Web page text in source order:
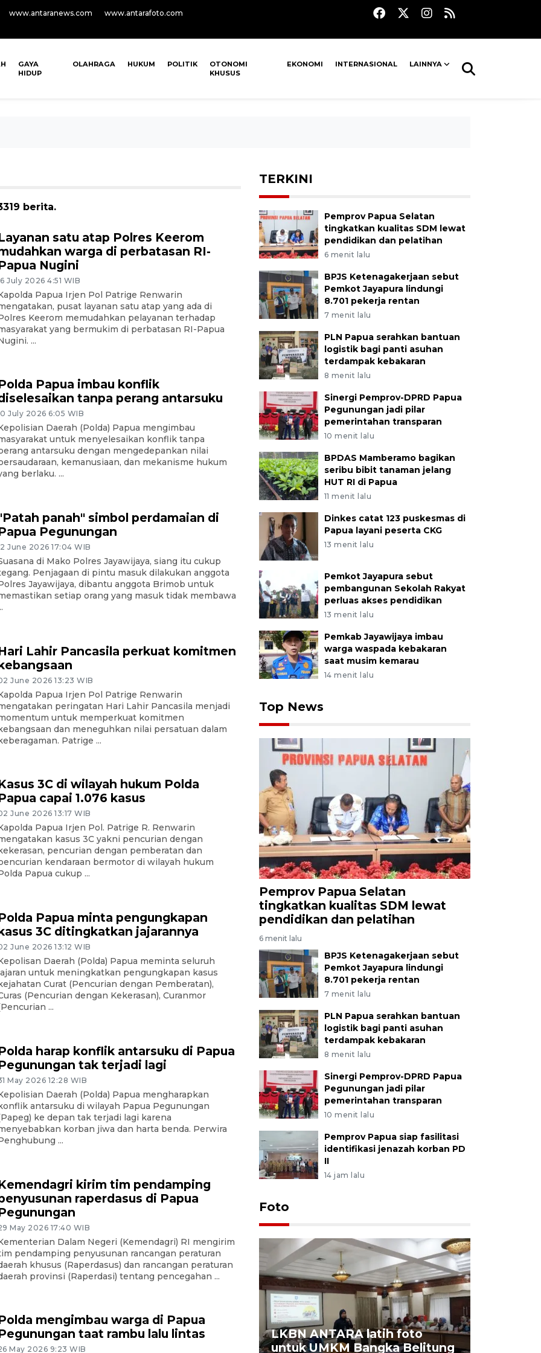
www.antaranews.com www.antarafoto.com
GAYA
HIDUP
OLAHRAGA HUKUM POLITIK
OTONOMI
KHUSUS
EKONOMI INTERNASIONAL LAINNYA
berita.
satu atap Polres Keerom
warga di perbatasan RI-
Nugini
July 2026 4:51 WIB
Papua Irjen Pol Patrige Renwarin
pusat layanan satu atap yang ada di
Keerom memudahkan pelayanan terhadap
yang bermukim di perbatasan RI-Papua
...
Papua imbau konflik
tanpa perang antarsuku
July 2026 6:05 WIB
Daerah (Polda) Papua mengimbau
untuk menyelesaikan konflik tanpa
antarsuku dengan mengedepankan nilai
kemanusiaan, dan mekanisme hukum
berlaku. ...
panah" simbol perdamaian di
Pegunungan
June 2026 17:04 WIB
di Mako Polres Jayawijaya, siang itu cukup
Penjagaan di pintu masuk dilakukan anggota
Jayawijaya, dibantu anggota Brimob untuk
setiap orang yang masuk tidak membawa
Lahir Pancasila perkuat komitmen
June 2026 13:23 WIB
Papua Irjen Pol Patrige Renwarin
peringatan Hari Lahir Pancasila menjadi
untuk memperkuat komitmen
dan meneguhkan nilai persatuan dalam
Patrige ...
3C di wilayah hukum Polda
capai 1.076 kasus
June 2026 13:17 WIB
Papua Irjen Pol. Patrige R. Renwarin
kasus 3C yakni pencurian dengan
pencurian dengan pemberatan dan
kendaraan bermotor di wilayah hukum
Papua cukup ...
Papua minta pengungkapan
3C ditingkatkan jajarannya
June 2026 13:12 WIB
Daerah (Polda) Papua meminta seluruh
untuk meningkatkan pengungkapan kasus
Curat (Pencurian dengan Pemberatan),
(Pencurian dengan Kekerasan), Curanmor
...
harap konflik antarsuku di Papua
tak terjadi lagi
May 2026 12:28 WIB
Daerah (Polda) Papua mengharapkan
antarsuku di wilayah Papua Pegunungan
ke depan tak terjadi lagi karena
korban jiwa dan harta benda. Perwira
...
kirim tim pendamping
raperdasus di Papua
May 2026 17:40 WIB
Dalam Negeri (Kemendagri) RI mengirim
pendamping penyusunan rancangan peraturan
khusus (Raperdasus) dan rancangan peraturan
provinsi (Raperdasi) tentang pencegahan ...
mengimbau warga di Papua
taat rambu lalu lintas
May 2026 9:23 WIB
TERKINI
Pemprov Papua Selatan
tingkatkan kualitas SDM lewat
pendidikan dan pelatihan
6 menit lalu
BPJS Ketenagakerjaan sebut
Pemkot Jayapura lindungi
8.701 pekerja rentan
7 menit lalu
PLN Papua serahkan bantuan
logistik bagi panti asuhan
terdampak kebakaran
8 menit lalu
Sinergi Pemprov-DPRD Papua
Pegunungan jadi pilar
pemerintahan transparan
10 menit lalu
BPDAS Mamberamo bagikan
seribu bibit tanaman jelang
HUT RI di Papua
11 menit lalu
Dinkes catat 123 puskesmas di
Papua layani peserta CKG
13 menit lalu
Pemkot Jayapura sebut
pembangunan Sekolah Rakyat
perluas akses pendidikan
13 menit lalu
Pemkab Jayawijaya imbau
warga waspada kebakaran
saat musim kemarau
14 menit lalu
Top News
Pemprov Papua Selatan
tingkatkan kualitas SDM lewat
pendidikan dan pelatihan
6 menit lalu
BPJS Ketenagakerjaan sebut
Pemkot Jayapura lindungi
8.701 pekerja rentan
7 menit lalu
PLN Papua serahkan bantuan
logistik bagi panti asuhan
terdampak kebakaran
8 menit lalu
Sinergi Pemprov-DPRD Papua
Pegunungan jadi pilar
pemerintahan transparan
10 menit lalu
Pemprov Papua siap fasilitasi
identifikasi jenazah korban PD
II
14 jam lalu
Foto
Antara Biro Papua
bersilahturahmi dengan
Pendam XVII/Cenderawasih
LKBN ANTARA latih foto
untuk UMKM Bangka Belitung